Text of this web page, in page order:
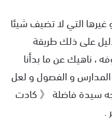
التي لا تضيف شيئا
على ذلك طريقة
، ناهيك عن ما بدأنا
و الفصول و لعل
سيدة فاضلة 《 كادت
.